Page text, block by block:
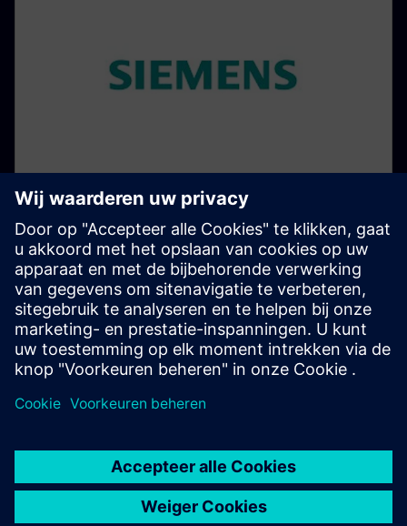
Persbericht
Siemens tilt AI voor de fysieke wereld naar een hoger
niveau met twee nieuwe mogelijkheden van de Eigen
Engineering Agent